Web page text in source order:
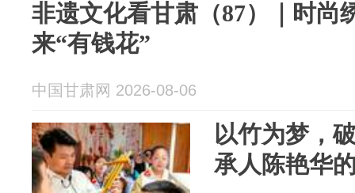
非遗文化看甘肃（87）｜时尚
来“有钱花”
中国甘肃网 2026-08-06
以竹为梦，
承人陈艳华